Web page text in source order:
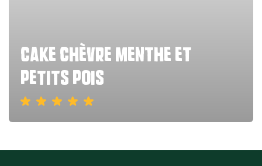
cake chèvre menthe et
petits pois